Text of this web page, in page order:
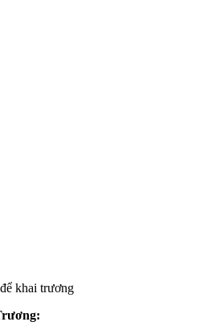
khai trương